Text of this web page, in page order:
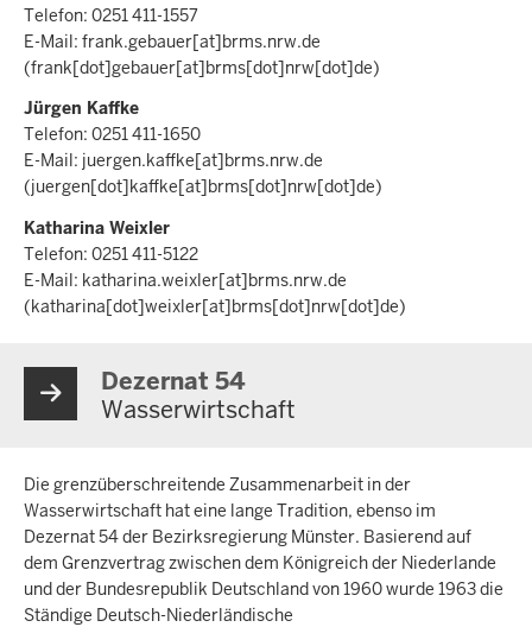
Telefon: 0251 411-1557
E-Mail: frank.gebauer[at]brms.nrw.de
(frank[dot]gebauer[at]brms[dot]nrw[dot]de)
Jürgen Kaffke
Telefon: 0251 411-1650
E-Mail: juergen.kaffke[at]brms.nrw.de
(juergen[dot]kaffke[at]brms[dot]nrw[dot]de)
Katharina Weixler
Telefon: 0251 411-5122
E-Mail: katharina.weixler[at]brms.nrw.de
(katharina[dot]weixler[at]brms[dot]nrw[dot]de)
Dezernat 54
Wasserwirtschaft
Die grenzüberschreitende Zusammenarbeit in der
Wasserwirtschaft hat eine lange Tradition, ebenso im
Dezernat 54 der Bezirksregierung Münster. Basierend auf
dem Grenzvertrag zwischen dem Königreich der Niederlande
und der Bundesrepublik Deutschland von 1960 wurde 1963 die
Ständige Deutsch-Niederländische